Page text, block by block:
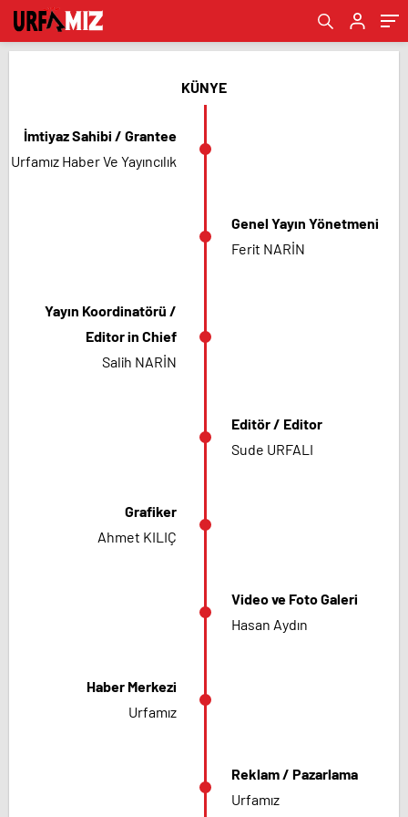
KÜNYE
İmtiyaz Sahibi / Grantee
Urfamız Haber Ve Yayıncılık
Genel Yayın Yönetmeni
Ferit NARİN
Yayın Koordinatörü /
Editor in Chief
Salih NARİN
Editör / Editor
Sude URFALI
Grafiker
Ahmet KILIÇ
Video ve Foto Galeri
Hasan Aydın
Haber Merkezi
Urfamız
Reklam / Pazarlama
Urfamız